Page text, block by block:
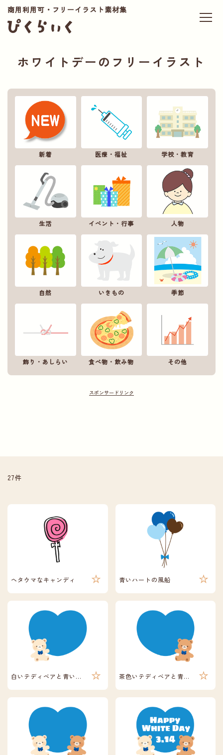
商用利用可・フリーイラスト素材集
ホワイトデーのフリーイラスト
新着 医療・福祉 学校・教育
生活 イベント・行事 人物
自然 いきもの 季節
飾り・あしらい 食べ物・飲み物 その他
27件
ヘタウマなキャンディ 青いハートの風船
白いテディベアと青いハート 茶色いテディベアと青いハート